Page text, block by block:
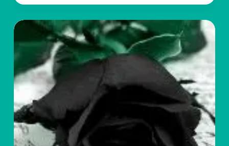
↣بیوگرافی~
پروفایل
~فیلم
↜ابزاز
ادیت